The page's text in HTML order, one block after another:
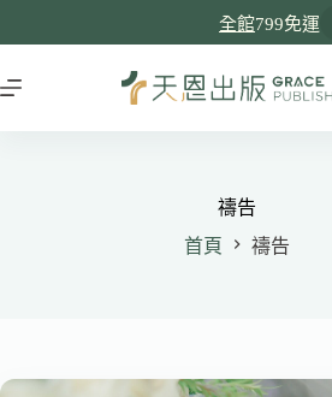
全館799免運
至
禱告
首頁
禱告